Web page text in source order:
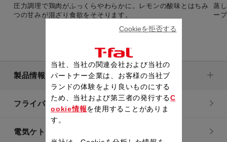
圧力調理で鶏肉がふっくらやわらかに。レモンの酸味とはちみ
つの甘みが混ざり食欲をそそります。
蒸
ー
製品情報
フライパン・鍋
電気ケトル
当社、当社の関連会社および当社の
パートナー企業は、お客様の当社ブ
ランドの体験をより良いものにする
ため、当社および第三者の発行するC
ookie情報を使用することがありま
す。
Cookieを拒否する